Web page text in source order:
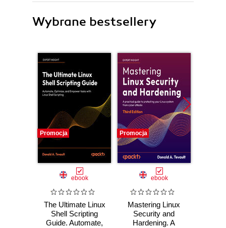
Wybrane bestsellery
Promocja
ebook
The Ultimate Linux
Shell Scripting
Guide. Automate,
Promocja
ebook
Mastering Linux
Security and
Hardening. A